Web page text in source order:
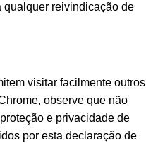
qualquer reivindicação de
visitar facilmente outros
observe que não
e privacidade de
por esta declaração de